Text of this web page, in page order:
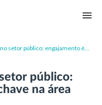
setor público: engajamento é
público:
na área